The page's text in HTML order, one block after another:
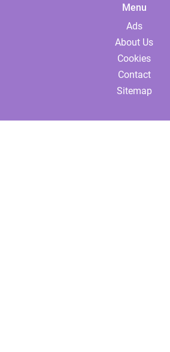
Menu
Ads
About Us
Cookies
Contact
Sitemap